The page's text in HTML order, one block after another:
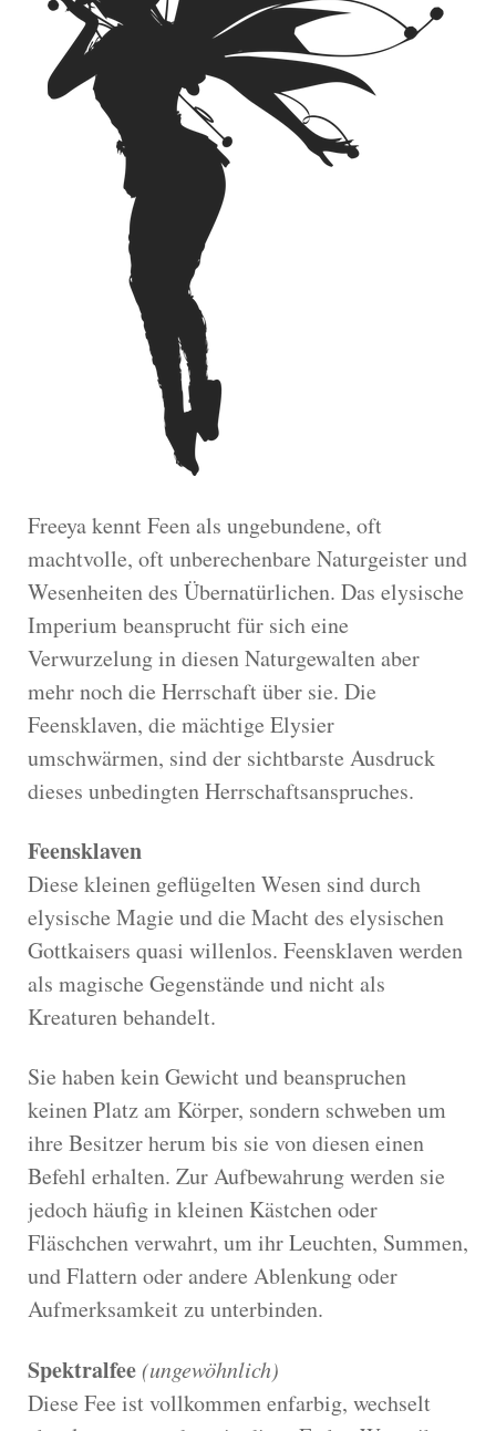
Freeya kennt Feen als ungebundene, oft
machtvolle, oft unberechenbare Naturgeister und
Wesenheiten des Übernatürlichen. Das elysische
Imperium beansprucht für sich eine
Verwurzelung in diesen Naturgewalten aber
mehr noch die Herrschaft über sie. Die
Feensklaven, die mächtige Elysier
umschwärmen, sind der sichtbarste Ausdruck
dieses unbedingten Herrschaftsanspruches.
Feensklaven
Diese kleinen geflügelten Wesen sind durch
elysische Magie und die Macht des elysischen
Gottkaisers quasi willenlos. Feensklaven werden
als magische Gegenstände und nicht als
Kreaturen behandelt.
Sie haben kein Gewicht und beanspruchen
keinen Platz am Körper, sondern schweben um
ihre Besitzer herum bis sie von diesen einen
Befehl erhalten. Zur Aufbewahrung werden sie
jedoch häufig in kleinen Kästchen oder
Fläschchen verwahrt, um ihr Leuchten, Summen,
und Flattern oder andere Ablenkung oder
Aufmerksamkeit zu unterbinden.
Spektralfee (ungewöhnlich)
Diese Fee ist vollkommen enfarbig, wechselt